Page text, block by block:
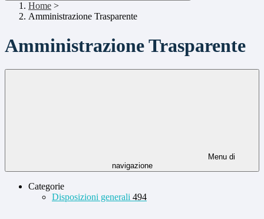
Home >
Amministrazione Trasparente
Amministrazione Trasparente
Menu di
navigazione
Categorie
Disposizioni generali 494